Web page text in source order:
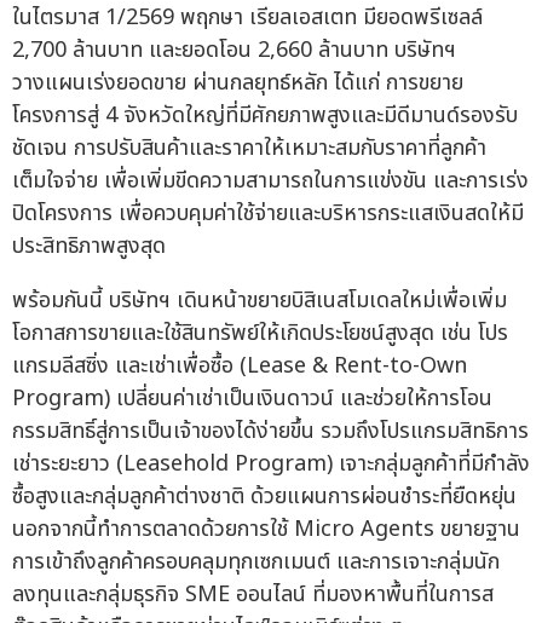
ในไตรมาส 1/2569 พฤกษา เรียลเอสเตท มียอดพรีเซลล์
2,700 ล้านบาท และยอดโอน 2,660 ล้านบาท บริษัทฯ
วางแผนเร่งยอดขาย ผ่านกลยุทธ์หลัก ได้แก่ การขยาย
โครงการสู่ 4 จังหวัดใหญ่ที่มีศักยภาพสูงและมีดีมานด์รองรับ
ชัดเจน การปรับสินค้าและราคาให้เหมาะสมกับราคาที่ลูกค้า
เต็มใจจ่าย เพื่อเพิ่มขีดความสามารถในการแข่งขัน และการเร่ง
ปิดโครงการ เพื่อควบคุมค่าใช้จ่ายและบริหารกระแสเงินสดให้มี
ประสิทธิภาพสูงสุด
พร้อมกันนี้ บริษัทฯ เดินหน้าขยายบิสิเนสโมเดลใหม่เพื่อเพิ่ม
โอกาสการขายและใช้สินทรัพย์ให้เกิดประโยชน์สูงสุด เช่น โปร
แกรมลีสซิ่ง และเช่าเพื่อซื้อ (Lease & Rent-to-Own
Program) เปลี่ยนค่าเช่าเป็นเงินดาวน์ และช่วยให้การโอน
กรรมสิทธิ์สู่การเป็นเจ้าของได้ง่ายขึ้น รวมถึงโปรแกรมสิทธิการ
เช่าระยะยาว (Leasehold Program) เจาะกลุ่มลูกค้าที่มีกำลัง
ซื้อสูงและกลุ่มลูกค้าต่างชาติ ด้วยแผนการผ่อนชำระที่ยืดหยุ่น
นอกจากนี้ทำการตลาดด้วยการใช้ Micro Agents ขยายฐาน
การเข้าถึงลูกค้าครอบคลุมทุกเซกเมนต์ และการเจาะกลุ่มนัก
ลงทุนและกลุ่มธุรกิจ SME ออนไลน์ ที่มองหาพื้นที่ในการส